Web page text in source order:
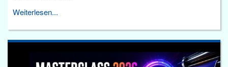
Weiterlesen...